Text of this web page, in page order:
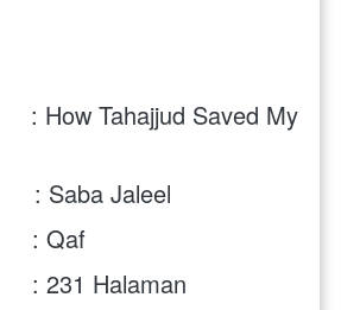
: How Tahajjud Saved My
: Saba Jaleel
: Qaf
: 231 Halaman